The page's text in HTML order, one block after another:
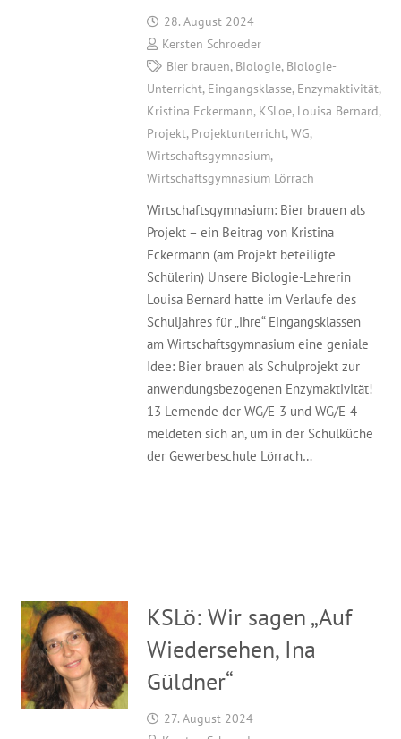
28. August 2024
Kersten Schroeder
Bier brauen, Biologie, Biologie-
Unterricht, Eingangsklasse, Enzymaktivität,
Kristina Eckermann, KSLoe, Louisa Bernard,
Projekt, Projektunterricht, WG,
Wirtschaftsgymnasium,
Wirtschaftsgymnasium Lörrach
Wirtschaftsgymnasium: Bier brauen als
Projekt – ein Beitrag von Kristina
Eckermann (am Projekt beteiligte
Schülerin) Unsere Biologie-Lehrerin
Louisa Bernard hatte im Verlaufe des
Schuljahres für „ihre“ Eingangsklassen
am Wirtschaftsgymnasium eine geniale
Idee: Bier brauen als Schulprojekt zur
anwendungsbezogenen Enzymaktivität!
13 Lernende der WG/E-3 und WG/E-4
meldeten sich an, um in der Schulküche
der Gewerbeschule Lörrach…
KSLö: Wir sagen „Auf
Wiedersehen, Ina
Güldner“
27. August 2024